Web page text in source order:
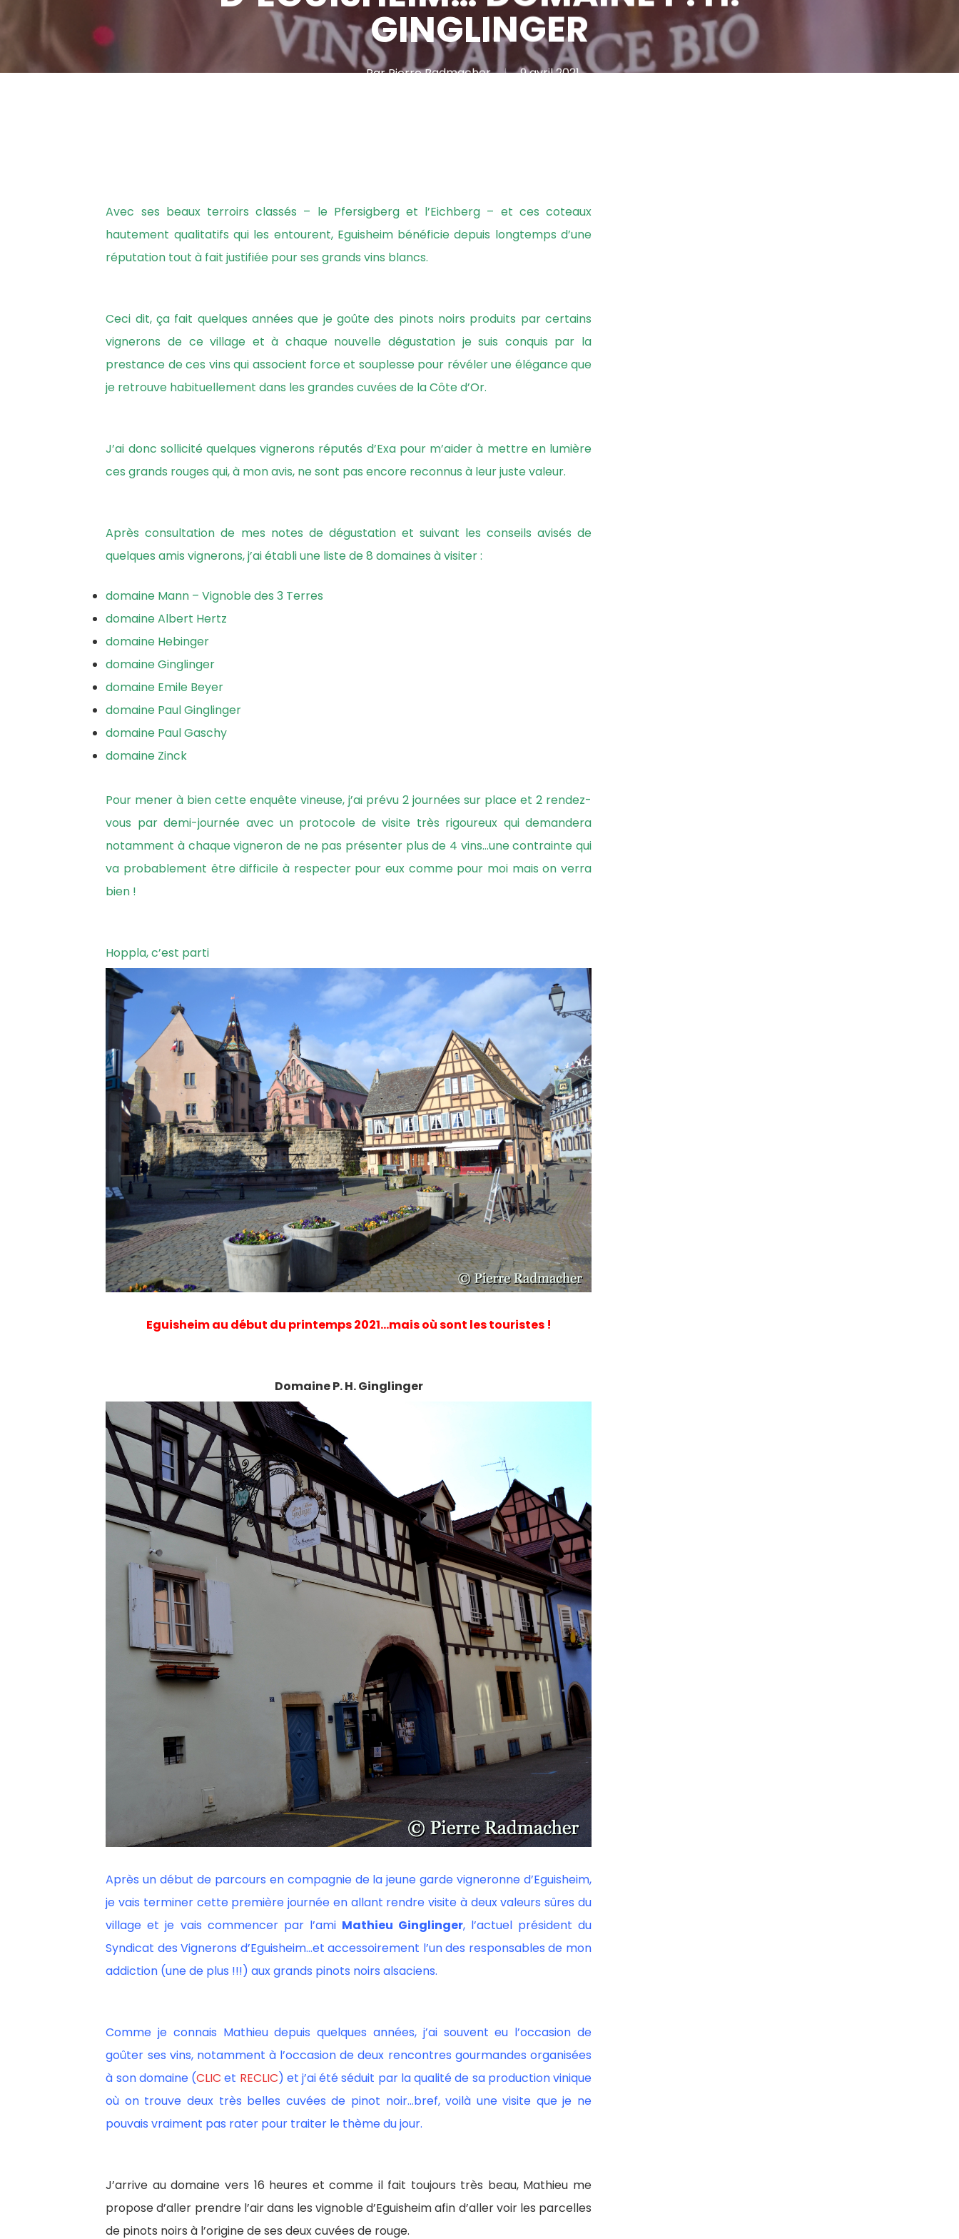
GINGLINGER
ParPierre Radmacher 9 avril 2021
Avec ses beaux terroirs classés – le Pfersigberg et l’Eichberg – et ces coteaux
hautement qualitatifs qui les entourent, Eguisheim bénéficie depuis longtemps d’une
réputation tout à fait justifiée pour ses grands vins blancs.
Ceci dit, ça fait quelques années que je goûte des pinots noirs produits par certains
vignerons de ce village et à chaque nouvelle dégustation je suis conquis par la
prestance de ces vins qui associent force et souplesse pour révéler une élégance que
je retrouve habituellement dans les grandes cuvées de la Côte d’Or.
J’ai donc sollicité quelques vignerons réputés d’Exa pour m’aider à mettre en lumière
ces grands rouges qui, à mon avis, ne sont pas encore reconnus à leur juste valeur.
Après consultation de mes notes de dégustation et suivant les conseils avisés de
quelques amis vignerons, j’ai établi une liste de 8 domaines à visiter :
domaine Mann – Vignoble des 3 Terres
domaine Albert Hertz
domaine Hebinger
domaine Ginglinger
domaine Emile Beyer
domaine Paul Ginglinger
domaine Paul Gaschy
domaine Zinck
Pour mener à bien cette enquête vineuse, j’ai prévu 2 journées sur place et 2 rendez-
vous par demi-journée avec un protocole de visite très rigoureux qui demandera
notamment à chaque vigneron de ne pas présenter plus de 4 vins…une contrainte qui
va probablement être difficile à respecter pour eux comme pour moi mais on verra
bien !
Hoppla, c’est parti
Eguisheim au début du printemps 2021…mais où sont les touristes !
Domaine P. H. Ginglinger
Après un début de parcours en compagnie de la jeune garde vigneronne d’Eguisheim,
je vais terminer cette première journée en allant rendre visite à deux valeurs sûres du
village et je vais commencer par l’ami Mathieu Ginglinger, l’actuel président du
Syndicat des Vignerons d’Eguisheim…et accessoirement l’un des responsables de mon
addiction (une de plus !!!) aux grands pinots noirs alsaciens.
Comme je connais Mathieu depuis quelques années, j’ai souvent eu l’occasion de
goûter ses vins, notamment à l’occasion de deux rencontres gourmandes organisées
à son domaine (CLIC et RECLIC) et j’ai été séduit par la qualité de sa production vinique
où on trouve deux très belles cuvées de pinot noir…bref, voilà une visite que je ne
pouvais vraiment pas rater pour traiter le thème du jour.
J’arrive au domaine vers 16 heures et comme il fait toujours très beau, Mathieu me
propose d’aller prendre l’air dans les vignoble d’Eguisheim afin d’aller voir les parcelles
de pinots noirs à l’origine de ses deux cuvées de rouge.